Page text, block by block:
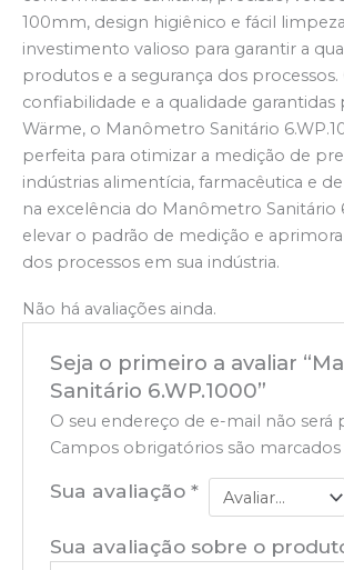
100mm, design higiênico e fácil
investimento valioso para garantir a
produtos e a segurança dos processos.
confiabilidade e a qualidade garantidas
Wärme, o Manômetro Sanitário
perfeita para otimizar a medição de
indústrias alimentícia, farmacêutica e
na excelência do Manômetro Sanitário
elevar o padrão de medição e
dos processos em sua indústria.
Não há avaliações ainda.
Seja o primeiro a avaliar
Sanitário 6.WP.1000”
O seu endereço de e-mail não será
Campos obrigatórios são
Sua avaliação*
Sua avaliação sobre o